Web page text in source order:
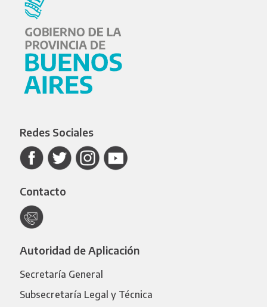
Redes Sociales
Contacto
Autoridad de Aplicación
Secretaría General
Subsecretaría Legal y Técnica